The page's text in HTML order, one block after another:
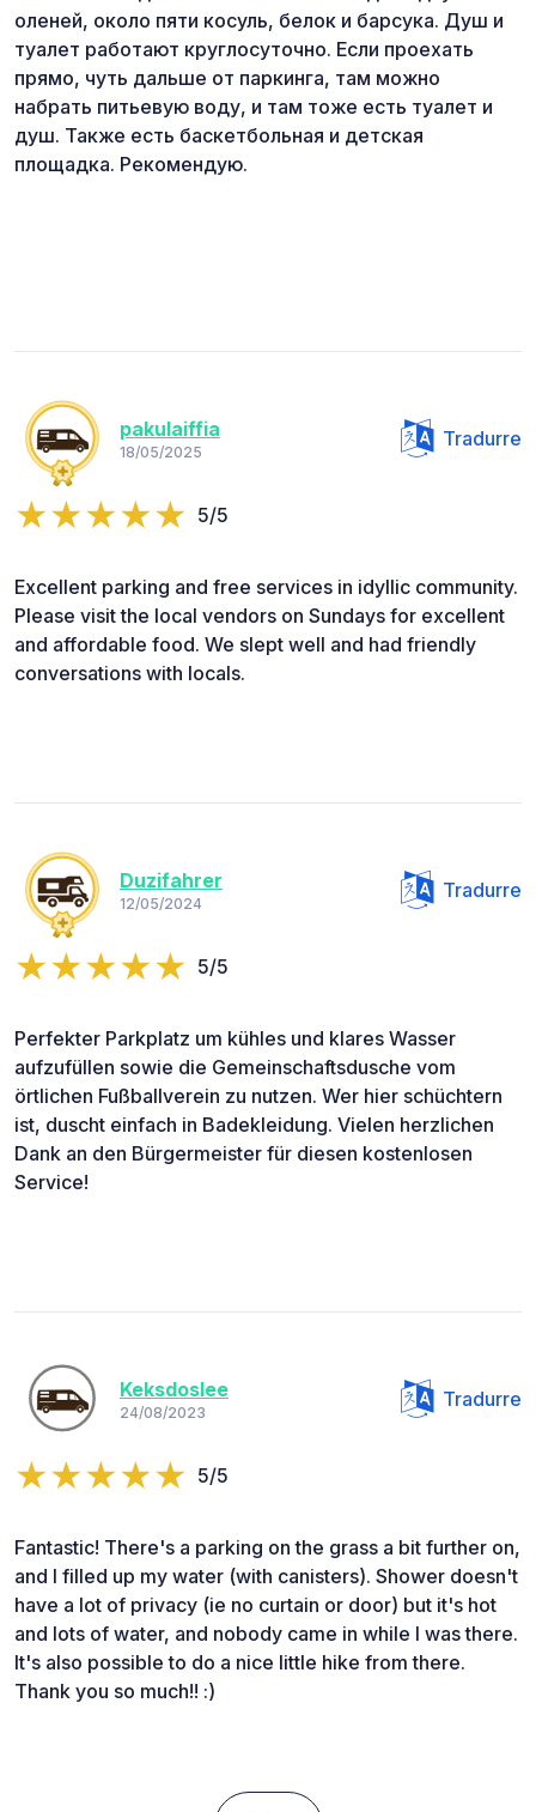
оленей, около пяти косуль, белок и барсука. Душ и
туалет работают круглосуточно. Если проехать
прямо, чуть дальше от паркинга, там можно
набрать питьевую воду, и там тоже есть туалет и
душ. Также есть баскетбольная и детская
площадка. Рекомендую.
pakulaiffia
18/05/2025
Tradurre
5/5
Excellent parking and free services in idyllic community.
Please visit the local vendors on Sundays for excellent
and affordable food. We slept well and had friendly
conversations with locals.
Duzifahrer
12/05/2024
Tradurre
5/5
Perfekter Parkplatz um kühles und klares Wasser
aufzufüllen sowie die Gemeinschaftsdusche vom
örtlichen Fußballverein zu nutzen. Wer hier schüchtern
ist, duscht einfach in Badekleidung. Vielen herzlichen
Dank an den Bürgermeister für diesen kostenlosen
Service!
Keksdoslee
24/08/2023
Tradurre
5/5
Fantastic! There's a parking on the grass a bit further on,
and I filled up my water (with canisters). Shower doesn't
have a lot of privacy (ie no curtain or door) but it's hot
and lots of water, and nobody came in while I was there.
It's also possible to do a nice little hike from there.
Thank you so much!! :)